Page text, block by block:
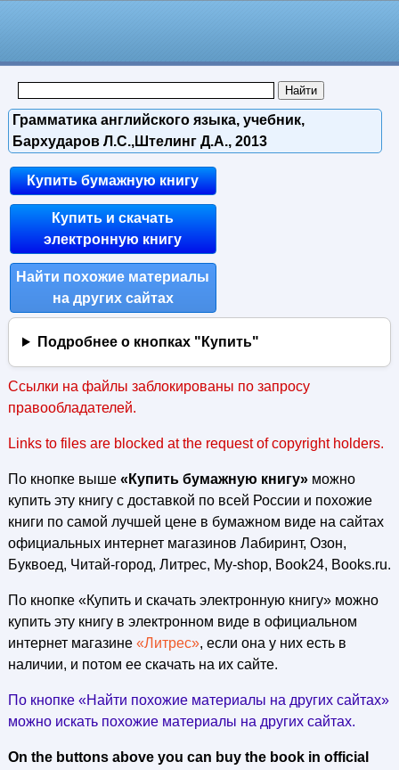
Грамматика английского языка, учебник,
Бархударов Л.С.,Штелинг Д.А., 2013
Купить бумажную книгу
Купить и скачать
электронную книгу
Найти похожие материалы
на других сайтах
Подробнее о кнопках "Купить"
Ссылки на файлы заблокированы по запросу
правообладателей.
Links to files are blocked at the request of copyright holders.
По кнопке выше «Купить бумажную книгу»можно
купить эту книгу с доставкой по всей России и похожие
книги по самой лучшей цене в бумажном виде на сайтах
официальных интернет магазинов Лабиринт, Озон,
Буквоед, Читай-город, Литрес, My-shop, Book24, Books.ru.
По кнопке «Купить и скачать электронную книгу» можно
купить эту книгу в электронном виде в официальном
интернет магазине «Литрес», если она у них есть в
наличии, и потом ее скачать на их сайте.
По кнопке «Найти похожие материалы на других сайтах»
можно искать похожие материалы на других сайтах.
On the buttons above you can buy the book in official